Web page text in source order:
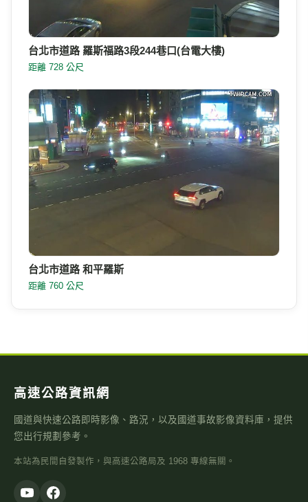
台北市道路 羅斯福路3段244巷口(台電大樓)
距離 728 公尺
台北市道路 和平羅斯
距離 760 公尺
高速公路資訊網
國道與快速公路即時影像、路況，以及國道事故影像資料庫，提供
您出行規劃參考。
本站為民間自發製作，與高速公路局及 1968 專線無關。